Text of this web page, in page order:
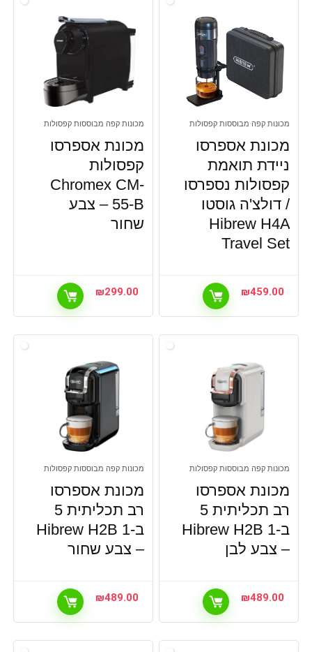
מכונות קפה מבוססות קפסולות
מכונת אספרסו
ניידת תואמת
קפסולות נספרסו
/ דולצ'ה גוסטו
Hibrew H4A
Travel Set
₪459.00
מכונות קפה מבוססות קפסולות
מכונת אספרסו
קפסולות
Chromex CM-
55-B – צבע
שחור
₪299.00
מכונות קפה מבוססות קפסולות
מכונת אספרסו
רב תכליתית 5
ב-1 Hibrew H2B
– צבע לבן
₪489.00
מכונות קפה מבוססות קפסולות
מכונת אספרסו
רב תכליתית 5
ב-1 Hibrew H2B
– צבע שחור
₪489.00